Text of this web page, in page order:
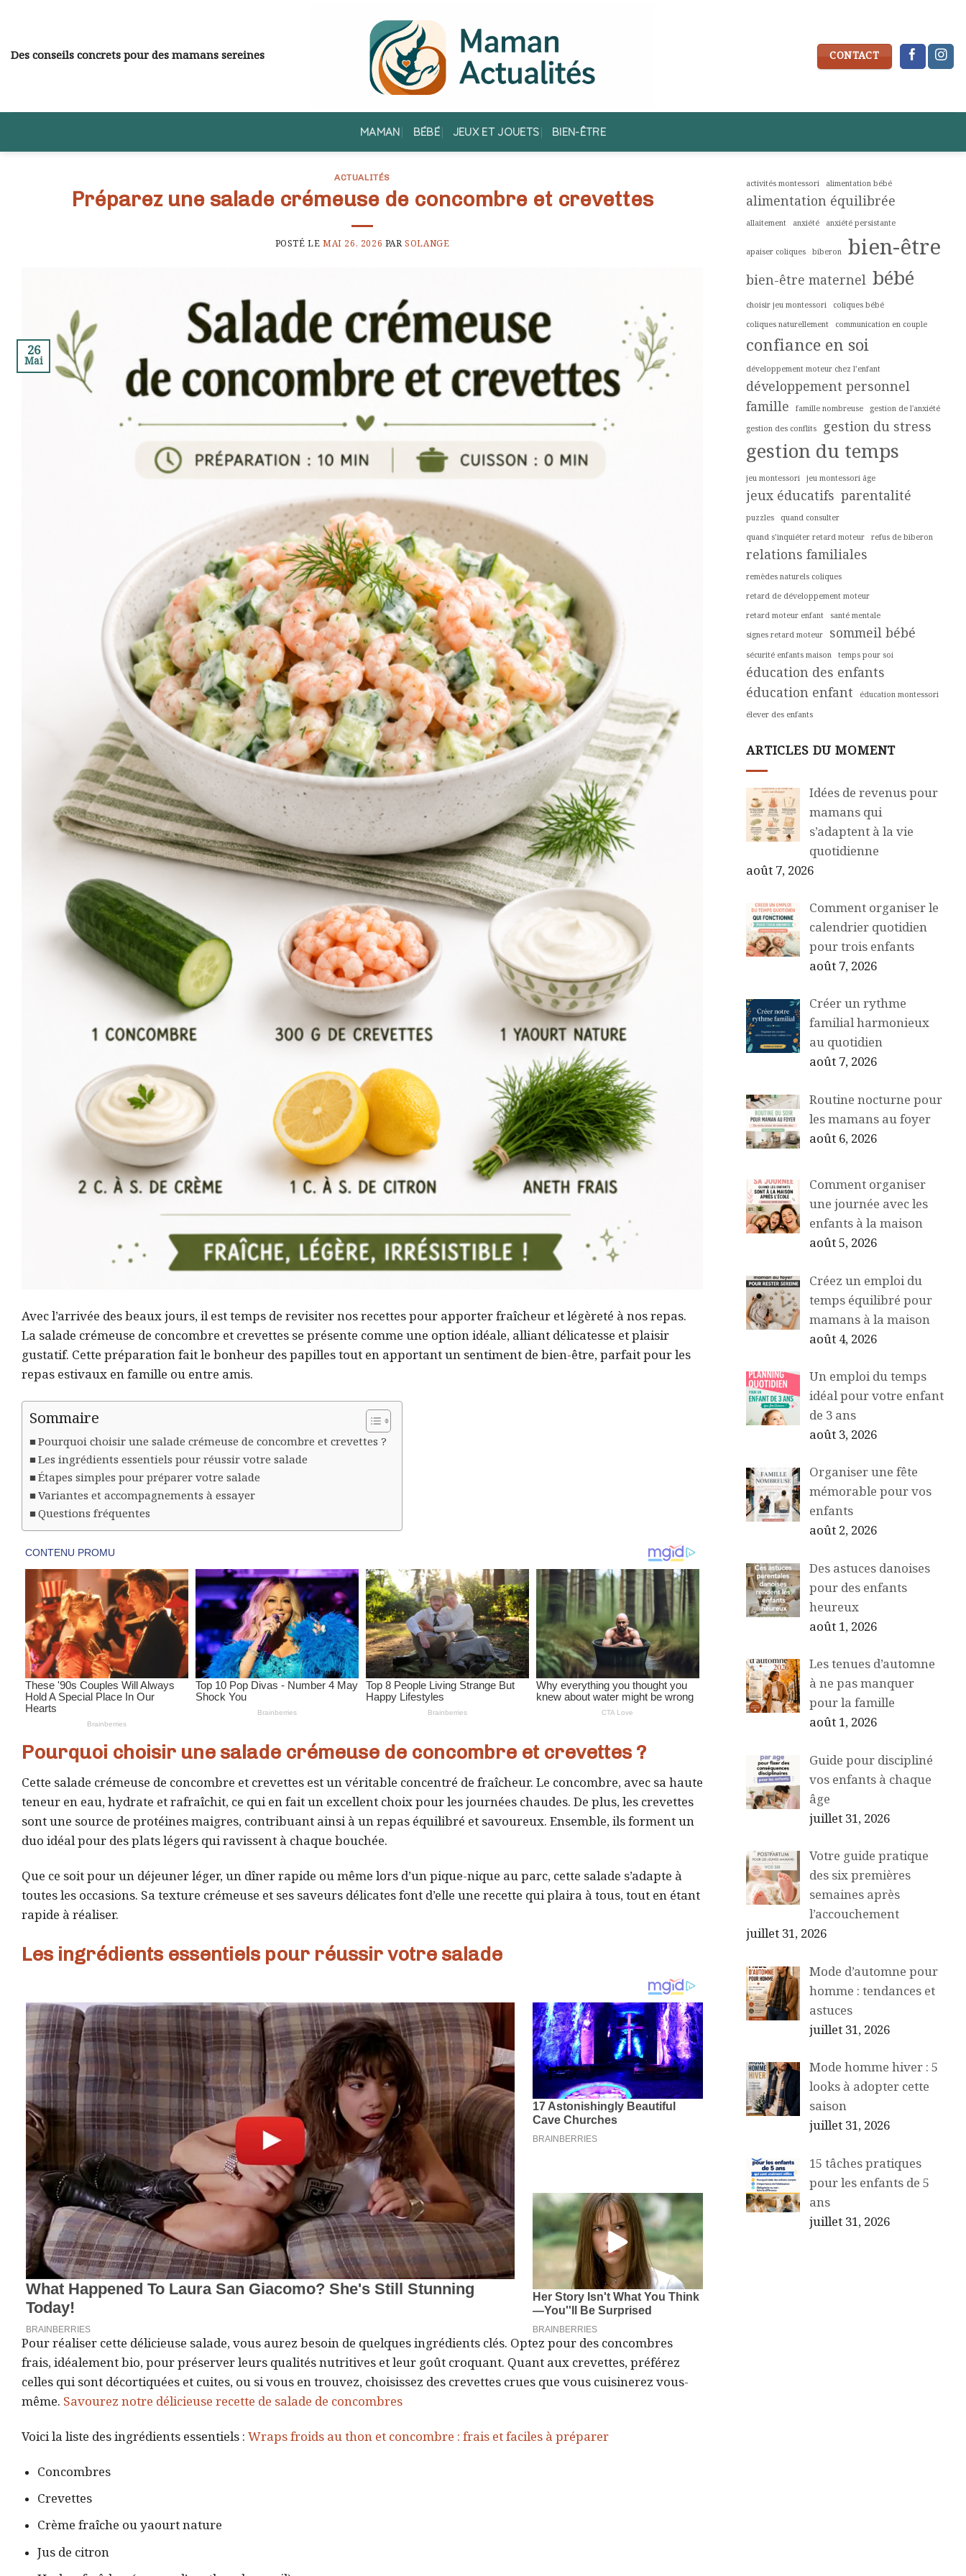
content
Des conseils concrets pour des mamans sereines CONTACT
MAMAN BÉBÉ JEUX ET JOUETS BIEN-ÊTRE
ACTUALITÉS
Préparez une salade crémeuse de concombre et crevettes
POSTÉ LEMAI 26, 2026 PARSOLANGE
26
Mai
Avec l’arrivée des beaux jours, il est temps de revisiter nos recettes pour apporter fraîcheur et légèreté à nos repas.
La salade crémeuse de concombre et crevettes se présente comme une option idéale, alliant délicatesse et plaisir
gustatif. Cette préparation fait le bonheur des papilles tout en apportant un sentiment de bien-être, parfait pour les
repas estivaux en famille ou entre amis.
Sommaire
Pourquoi choisir une salade crémeuse de concombre et crevettes ?
Les ingrédients essentiels pour réussir votre salade
Étapes simples pour préparer votre salade
Variantes et accompagnements à essayer
Questions fréquentes
Pourquoi choisir une salade crémeuse de concombre et crevettes ?
Cette salade crémeuse de concombre et crevettes est un véritable concentré de fraîcheur. Le concombre, avec sa haute
teneur en eau, hydrate et rafraîchit, ce qui en fait un excellent choix pour les journées chaudes. De plus, les crevettes
sont une source de protéines maigres, contribuant ainsi à un repas équilibré et savoureux. Ensemble, ils forment un
duo idéal pour des plats légers qui ravissent à chaque bouchée.
Que ce soit pour un déjeuner léger, un dîner rapide ou même lors d’un pique-nique au parc, cette salade s’adapte à
toutes les occasions. Sa texture crémeuse et ses saveurs délicates font d’elle une recette qui plaira à tous, tout en étant
rapide à réaliser.
Les ingrédients essentiels pour réussir votre salade
Pour réaliser cette délicieuse salade, vous aurez besoin de quelques ingrédients clés. Optez pour des concombres
frais, idéalement bio, pour préserver leurs qualités nutritives et leur goût croquant. Quant aux crevettes, préférez
celles qui sont décortiquées et cuites, ou si vous en trouvez, choisissez des crevettes crues que vous cuisinerez vous-
même. Savourez notre délicieuse recette de salade de concombres
Voici la liste des ingrédients essentiels : Wraps froids au thon et concombre : frais et faciles à préparer
Concombres
Crevettes
Crème fraîche ou yaourt nature
Jus de citron
activités montessori alimentation bébé
alimentation équilibrée
allaitement anxiété anxiété persistante
apaiser coliques biberon bien-être
bien-être maternel bébé
choisir jeu montessori
coliques bébé
coliques naturellement
communication en couple
confiance en soi
développement moteur chez l’enfant
développement personnel
famille
famille nombreuse
gestion de l'anxiété
gestion des conflits
gestion du stress
gestion du temps
jeu montessori jeu montessori âge
jeux éducatifs parentalité
puzzles
quand consulter
quand s’inquiéter retard moteur
refus de biberon
relations familiales
remèdes naturels coliques
retard de développement moteur
retard moteur enfant
santé mentale
signes retard moteur
sommeil bébé
sécurité enfants maison temps pour soi
éducation des enfants
éducation enfant
éducation montessori
élever des enfants
ARTICLES DU MOMENT
Idées de revenus pour
mamans qui
s’adaptent à la vie
quotidienne
août 7, 2026
Comment organiser le
calendrier quotidien
pour trois enfants
août 7, 2026
Créer un rythme
familial harmonieux
au quotidien
août 7, 2026
Routine nocturne pour
les mamans au foyer
août 6, 2026
Comment organiser
une journée avec les
enfants à la maison
août 5, 2026
Créez un emploi du
temps équilibré pour
mamans à la maison
août 4, 2026
Un emploi du temps
idéal pour votre enfant
de 3 ans
août 3, 2026
Organiser une fête
mémorable pour vos
enfants
août 2, 2026
Des astuces danoises
pour des enfants
heureux
août 1, 2026
Les tenues d’automne
à ne pas manquer
pour la famille
août 1, 2026
Guide pour discipliné
vos enfants à chaque
âge
juillet 31, 2026
Votre guide pratique
des six premières
semaines après
l’accouchement
juillet 31, 2026
Mode d’automne pour
homme : tendances et
astuces
juillet 31, 2026
Mode homme hiver : 5
looks à adopter cette
saison
juillet 31, 2026
15 tâches pratiques
pour les enfants de 5
ans
juillet 31, 2026